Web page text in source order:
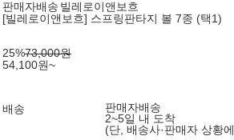
판매자배송 빌레로이앤보흐
[빌레로이앤보흐] 스프링판타지 볼 7종 (택1)
25%73,000원
54,100원~
배송
판매자배송
2~5일 내 도착
(단, 배송사·판매자 상황